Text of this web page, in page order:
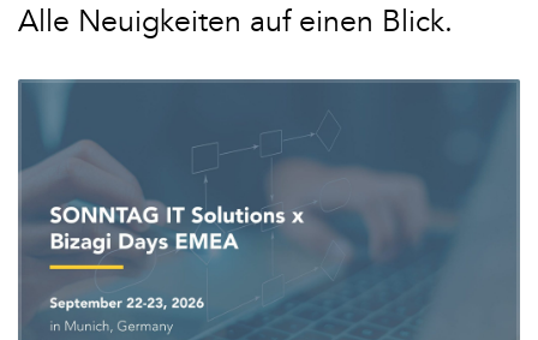
Alle Neuigkeiten auf einen Blick.